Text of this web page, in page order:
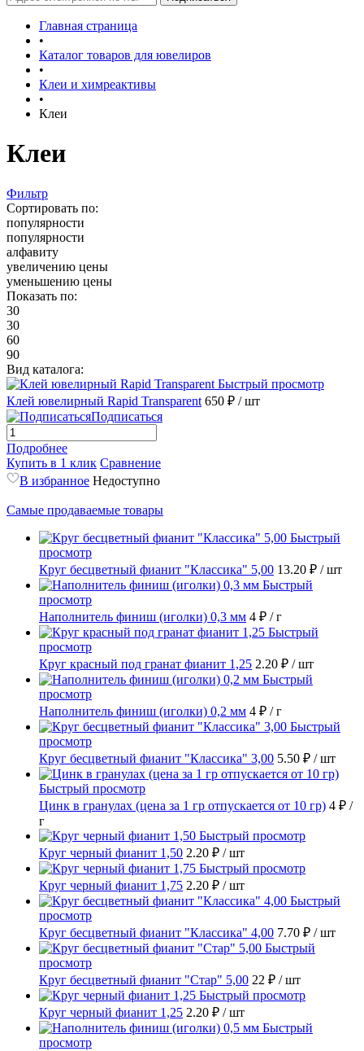
Главная страница
•
Каталог товаров для ювелиров
•
Клеи и химреактивы
•
Клеи
Клеи
Фильтр
Сортировать по:
популярности
популярности
алфавиту
увеличению цены
уменьшению цены
Показать по:
30
30
60
90
Вид каталога:
Быстрый просмотр
Клей ювелирный Rapid Transparent 650 ₽ / шт
Подписаться
Подробнее
Купить в 1 клик Сравнение
В избранное Недоступно
Самые продаваемые товары
Быстрый
просмотр
Круг бесцветный фианит "Классика" 5,00 13.20 ₽ / шт
Быстрый
просмотр
Наполнитель финиш (иголки) 0,3 мм 4 ₽ / г
Быстрый
просмотр
Круг красный под гранат фианит 1,25 2.20 ₽ / шт
Быстрый
просмотр
Наполнитель финиш (иголки) 0,2 мм 4 ₽ / г
Быстрый
просмотр
Круг бесцветный фианит "Классика" 3,00 5.50 ₽ / шт
Быстрый просмотр
Цинк в гранулах (цена за 1 гр отпускается от 10 гр) 4 ₽ /
г
Быстрый просмотр
Круг черный фианит 1,50 2.20 ₽ / шт
Быстрый просмотр
Круг черный фианит 1,75 2.20 ₽ / шт
Быстрый
просмотр
Круг бесцветный фианит "Классика" 4,00 7.70 ₽ / шт
Быстрый
просмотр
Круг бесцветный фианит "Стар" 5,00 22 ₽ / шт
Быстрый просмотр
Круг черный фианит 1,25 2.20 ₽ / шт
Быстрый
просмотр